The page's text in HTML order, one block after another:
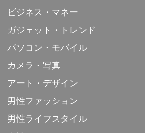
ビジネス・マネー
ガジェット・トレンド
パソコン・モバイル
カメラ・写真
アート・デザイン
男性ファッション
男性ライフスタイル